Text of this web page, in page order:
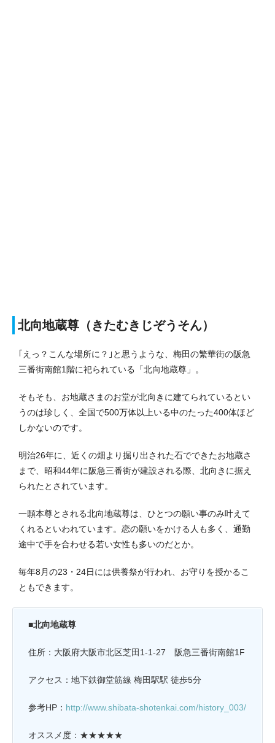
北向地蔵尊（きたむきじぞうそん）
｢えっ？こんな場所に？｣と思うような、梅田の繁華街の阪急
三番街南館1階に祀られている「北向地蔵尊」。
そもそも、お地蔵さまのお堂が北向きに建てられているとい
うのは珍しく、全国で500万体以上いる中のたった400体ほど
しかないのです。
明治26年に、近くの畑より掘り出された石でできたお地蔵さ
まで、昭和44年に阪急三番街が建設される際、北向きに据え
られたとされています。
一願本尊とされる北向地蔵尊は、ひとつの願い事のみ叶えて
くれるといわれています。恋の願いをかける人も多く、通勤
途中で手を合わせる若い女性も多いのだとか。
毎年8月の23・24日には供養祭が行われ、お守りを授かるこ
ともできます。
■北向地蔵尊
住所：大阪府大阪市北区芝田1-1-27 阪急三番街南館1F
アクセス：地下鉄御堂筋線 梅田駅駅 徒歩5分
参考HP： http://www.shibata-shotenkai.com/history_003/
オススメ度：★★★★★